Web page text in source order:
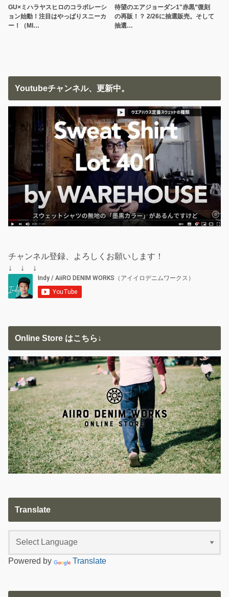
GU×ミハラヤスヒロのコラボレーシ
ョン始動！注目はやっぱりスニーカ
ー！（MI…
待望のエアジョーダン1"赤黒”復刻
の再販！？ 2/26に抽選販売。そして
抽選…
Youtubeチャンネル、更新中。
チャンネル登録、よろしくお願いします！
↓ ↓ ↓
Online Store はこちら↓
Translate
Powered by Translate